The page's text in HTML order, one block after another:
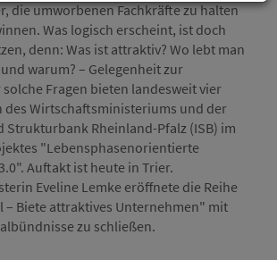
die umworbenen Fachkräfte zu halten
Was logisch erscheint, ist doch
denn: Was ist attraktiv? Wo lebt man
warum? – Gelegenheit zur
Fragen bieten landesweit vier
des Wirtschaftsministeriums und der
Strukturbank Rheinland-Pfalz (ISB) im
"Lebensphasenorientierte
Auftakt ist heute in Trier.
Eveline Lemke eröffnete die Reihe
– Biete attraktives Unternehmen" mit
zu schließen.